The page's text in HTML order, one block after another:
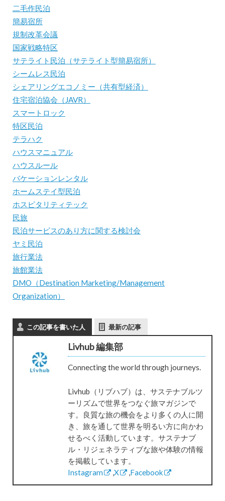
二毛作民泊
簡易宿所
規制改革会議
国家戦略特区
サテライト民泊（サテライト型簡易宿所）
シームレス民泊
シェアリングエコノミー（共有型経済）
住宅宿泊協会（JAVR）
スマートロック
特区民泊
テラハク
ハウスマニュアル
ハウスルール
バケーションレンタル
ホームステイ型民泊
ホスピタリティテック
民旅
民泊サービスのあり方に関する検討会
ヤミ民泊
旅行業法
旅館業法
DMO（Destination Marketing/Management
Organization）
この記事を書いた人 最新の記事
Livhub 編集部
Connecting the world through journeys.
Livhub（リブハブ）は、サステナブルツ
ーリズムで世界をつなぐ旅マガジンで
す。良質な旅の機会をより多くの人に開
き、旅を通して世界を明るい方に向かわ
せるべく活動しています。サステナブ
ル・リジェネラティブな旅や体験の情報
を掲載しています。
Instagram
X Facebook